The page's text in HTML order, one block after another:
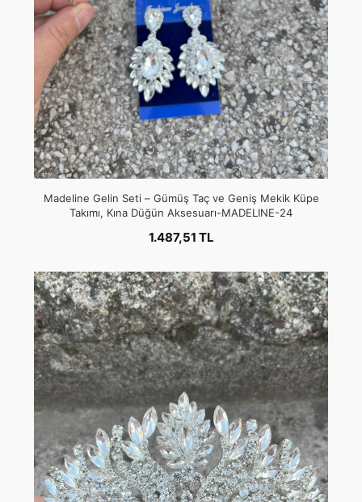
Madeline Gelin Seti – Gümüş Taç ve Geniş Mekik Küpe
Takımı, Kına Düğün Aksesuarı-MADELINE-24
1.487,51 TL